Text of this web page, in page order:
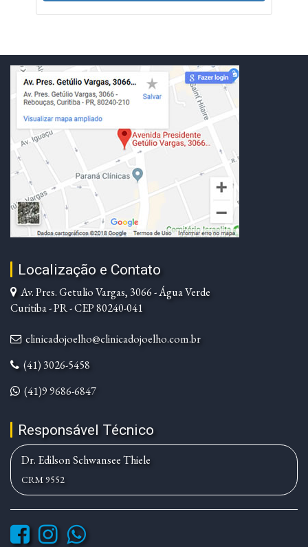
Localização e Contato
Av. Pres. Getulio Vargas, 3066 - Água Verde
Curitiba - PR - CEP 80240-041
clinicadojoelho@clinicadojoelho.com.br
(41) 3026-5458
(41)9 9686-6847
Responsável Técnico
Dr. Edilson Schwansee Thiele
CRM 9552